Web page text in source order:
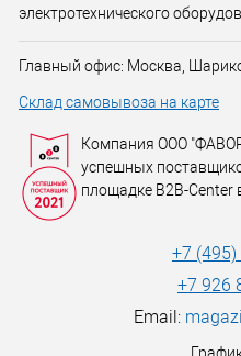
электротехнического
Главный офис: Москва,
Склад самовывоза на карте
Компания ООО
успешных
площадке B2B-Center
+7
+7 926
Email: